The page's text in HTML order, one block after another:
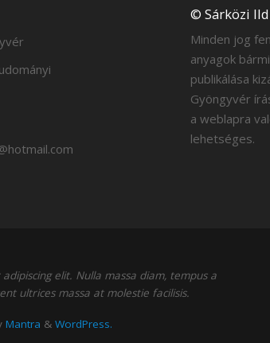
© Sárközi
Minden jog
anyagok
publikálása
Gyöngyvér
a weblapra
lehetséges.
elit. Nulla massa diam, tempus a
ultrices massa at molestie facilisis.
Mantra & WordPress.